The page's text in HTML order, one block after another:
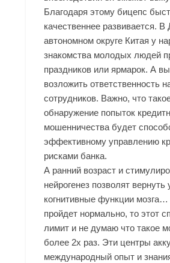
Благодаря этому бицепс
качественнее развивается. В
автономном округе Китая у
знакомства молодых людей
праздников или ярмарок. А
возложить ответственность
сотрудников. Важно, что
обнаружение попыток
мошенничества будет
эффективному управлению
рисками банка.
А ранний возраст и
нейрогенез позволят вернуть
когнитивные функции
пройдет нормально, то этот
лимит и не думаю что такое
более 2х раз. Эти центры
международный опыт и